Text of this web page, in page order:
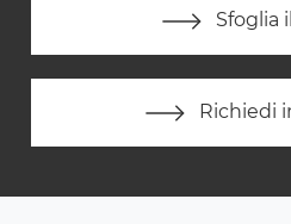
Sfoglia
Richiedi